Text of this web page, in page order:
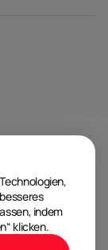
indem
klicken.